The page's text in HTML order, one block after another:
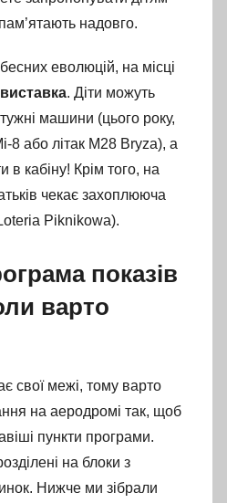
надовго.
еволюцій, на місці
. Діти можуть
машини (цього року,
8 або літак M28 Bryza), а
в кабіну! Крім того, на
чекає захоплююча
Piknikowa).
показів
варто
свої межі, тому варто
на аеродромі так, щоб
пункти програми.
на блоки з
Нижче ми зібрали